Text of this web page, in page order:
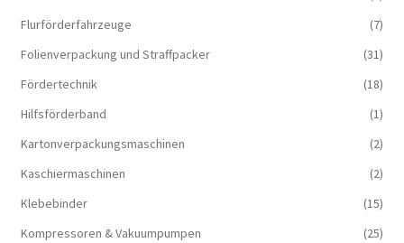
Flurförderfahrzeuge
(7)
Folienverpackung und Straffpacker
(31)
Fördertechnik
(18)
Hilfsförderband
(1)
Kartonverpackungsmaschinen
(2)
Kaschiermaschinen
(2)
Klebebinder
(15)
Kompressoren & Vakuum­pumpen
(25)